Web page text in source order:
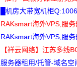
█机房大带宽机柜
RAKsmart海外VPS,服
用★
RAKsmart海外VPS,服
用★
【祥云网络】江苏多线
服务器租用/托管-域名空